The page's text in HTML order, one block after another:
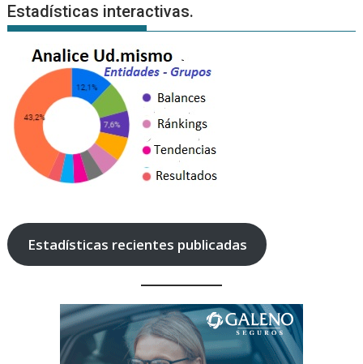
Estadísticas interactivas.
Estadísticas recientes publicadas